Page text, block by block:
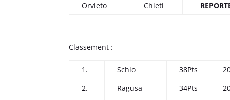
Orvieto
Chieti
Classement :
1. Schio 38Pts
2.
Ragusa 34Pts